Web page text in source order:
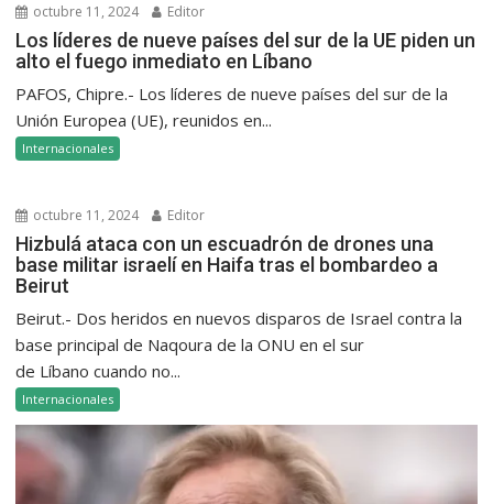
octubre 11, 2024 Editor
Los líderes de nueve países del sur de la UE piden un
alto el fuego inmediato en Líbano
PAFOS, Chipre.- Los líderes de nueve países del sur de la
Unión Europea (UE), reunidos en...
Internacionales
octubre 11, 2024 Editor
Hizbulá ataca con un escuadrón de drones una
base militar israelí en Haifa tras el bombardeo a
Beirut
Beirut.- Dos heridos en nuevos disparos de Israel contra la
base principal de Naqoura de la ONU en el sur
de Líbano cuando no...
Internacionales